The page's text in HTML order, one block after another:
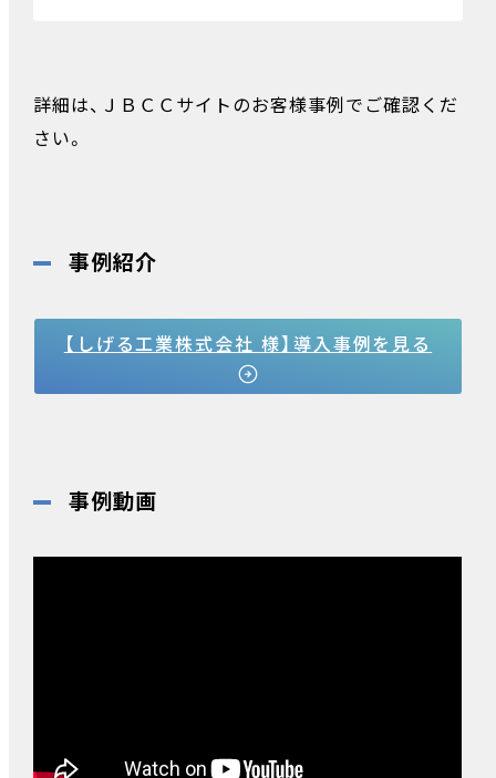
詳細は、ＪＢＣＣサイトのお客様事例でご確認くだ
さい。
事例紹介
【しげる工業株式会社 様】導入事例を見る
事例動画